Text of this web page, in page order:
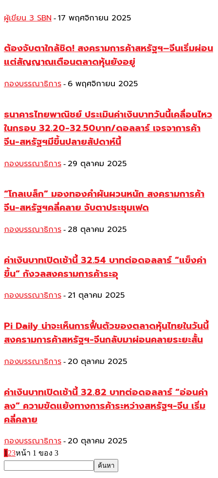
ผู้เขียน 3 SBN - 17 พฤศจิกายน 2025
ต้องจับตาใกล้ชิด! สงครามการค้าสหรัฐฯ–จีนเริ่มผ่อน
แต่สัญญาณเตือนตลาดหุ้นยังอยู่
กองบรรณาธิการ - 6 พฤศจิกายน 2025
ธนาคารไทยพาณิชย์ ประเมินค่าเงินบาทวันนี้เคลื่อนไหว
ในกรอบ 32.20-32.50บาท/ดอลลาร์ เจรจาการค้า
จีน-สหรัฐฯมีขึ้นปลายสัปดาห์นี้
กองบรรณาธิการ - 29 ตุลาคม 2025
“โกลเบล็ก” มองทองคำผันผวนหนัก สงครามการค้า
จีน-สหรัฐฯคลี่คลาย จับตาประชุมเฟด
กองบรรณาธิการ - 28 ตุลาคม 2025
ค่าเงินบาทเปิดเช้านี้ 32.54 บาทต่อดอลลาร์ “แข็งค่า
ขึ้น” กังวลสงครามการค้าระอุ
กองบรรณาธิการ - 21 ตุลาคม 2025
Pi Daily น่าจะเห็นการฟื้นตัวของตลาดหุ้นไทยในวันนี้
สงครามการค้าสหรัฐฯ-จีนกลับมาผ่อนคลายระยะสั้น
กองบรรณาธิการ - 20 ตุลาคม 2025
ค่าเงินบาทเปิดเช้านี้ 32.82 บาทต่อดอลลาร์ “อ่อนค่า
ลง” ความขัดแย้งทางการค้าระหว่างสหรัฐฯ-จีน เริ่ม
คลี่คลาย
กองบรรณาธิการ - 20 ตุลาคม 2025
1 23หน้า 1 ของ 3